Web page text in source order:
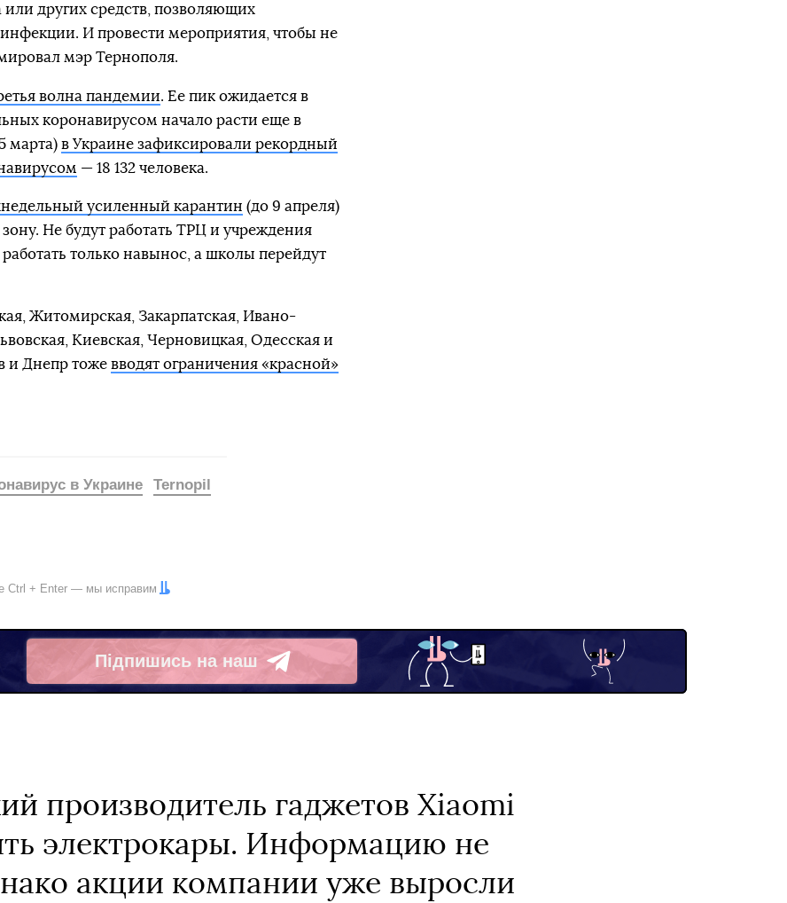
или других средств, позволяющих
И провести мероприятия, чтобы не
мэр Тернополя.
волна пандемии. Ее пик ожидается в
коронавирусом начало расти еще в
марта) в Украине зафиксировали рекордный
— 18 132 человека.
усиленный карантин (до 9 апреля)
Не будут работать ТРЦ и учреждения
только навынос, а школы перейдут
Житомирская, Закарпатская, Ивано-
Киевская, Черновицкая, Одесская и
и Днепр тоже вводят ограничения «красной»
в Украине Ternopil
Ctrl + Enter — мы исправим
Підпишись на наш
Telegram
производитель гаджетов Xiaomi
электрокары. Информацию не
акции компании уже выросли